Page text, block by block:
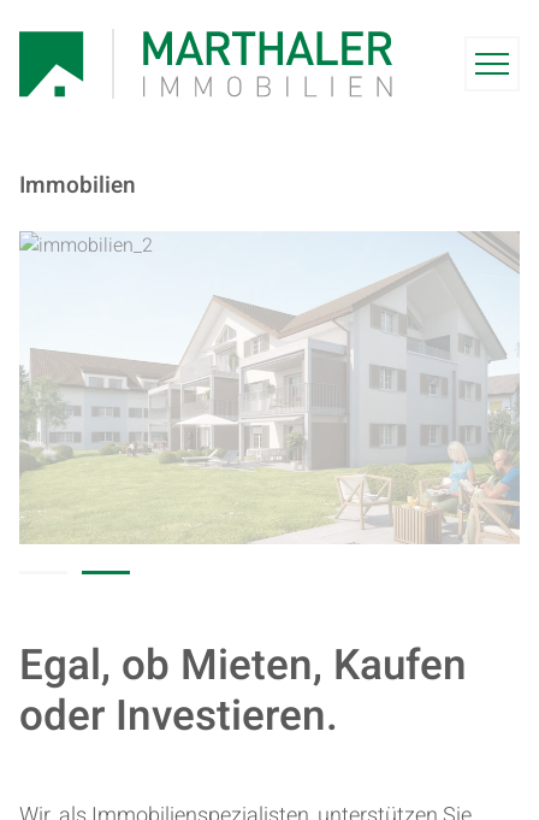
Immobilien
Egal, ob Mieten, Kaufen
oder Investieren.